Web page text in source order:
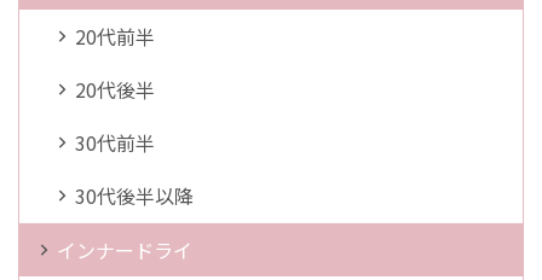
20代前半
20代後半
30代前半
30代後半以降
インナードライ